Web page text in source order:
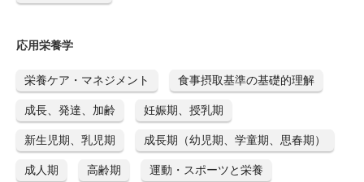
応用栄養学
栄養ケア・マネジメント 食事摂取基準の基礎的理解
成長、発達、加齢 妊娠期、授乳期
新生児期、乳児期 成長期（幼児期、学童期、思春期）
成人期 高齢期 運動・スポーツと栄養